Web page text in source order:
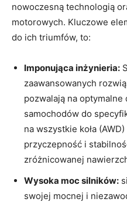
nowoczesną technologią
motorowych. Kluczowe
do ich triumfów, to:
Imponująca inżynieria:
zaawansowanych
pozwalają na
samochodów do
na wszystkie koła
przyczepność i
zróżnicowanej
Wysoka moc silników:
swojej mocnej i